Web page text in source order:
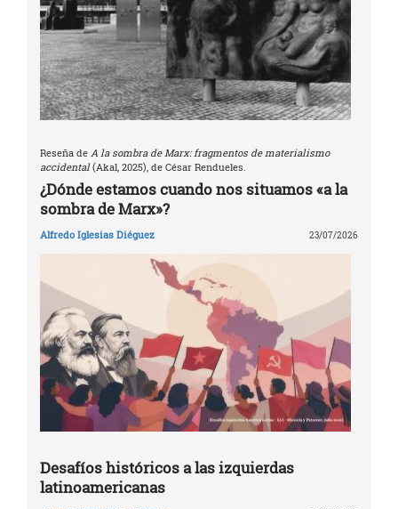
Reseña de A la sombra de Marx: fragmentos de materialismo
accidental(Akal, 2025), de César Rendueles.
¿Dónde estamos cuando nos situamos «a la
sombra de Marx»?
Alfredo Iglesias Diéguez 23/07/2026
Desafíos históricos a las izquierdas
latinoamericanas